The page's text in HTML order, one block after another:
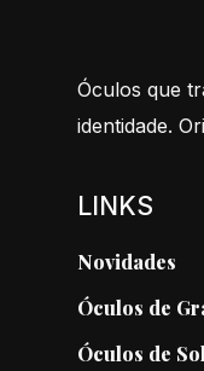
Óculos que
identidade.
LINKS
Novidades
Óculos de
Óculos de Sol